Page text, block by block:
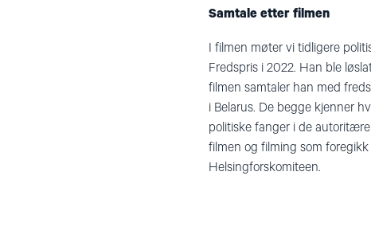
Samtale etter filmen
I filmen møter vi tidligere
Fredspris i 2022. Han ble
filmen samtaler han med
i Belarus. De begge kjenner
politiske fanger i de
filmen og filming som
Helsingforskomiteen.